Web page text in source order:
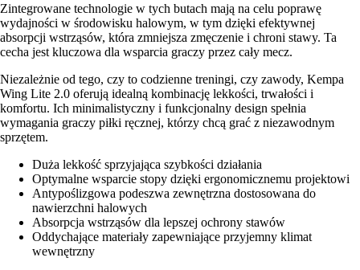
Zintegrowane technologie w tych butach mają na celu poprawę
wydajności w środowisku halowym, w tym dzięki efektywnej
absorpcji wstrząsów, która zmniejsza zmęczenie i chroni stawy. Ta
cecha jest kluczowa dla wsparcia graczy przez cały mecz.
Niezależnie od tego, czy to codzienne treningi, czy zawody, Kempa
Wing Lite 2.0 oferują idealną kombinację lekkości, trwałości i
komfortu. Ich minimalistyczny i funkcjonalny design spełnia
wymagania graczy piłki ręcznej, którzy chcą grać z niezawodnym
sprzętem.
Duża lekkość sprzyjająca szybkości działania
Optymalne wsparcie stopy dzięki ergonomicznemu projektowi
Antypoślizgowa podeszwa zewnętrzna dostosowana do
nawierzchni halowych
Absorpcja wstrząsów dla lepszej ochrony stawów
Oddychające materiały zapewniające przyjemny klimat
wewnętrzny